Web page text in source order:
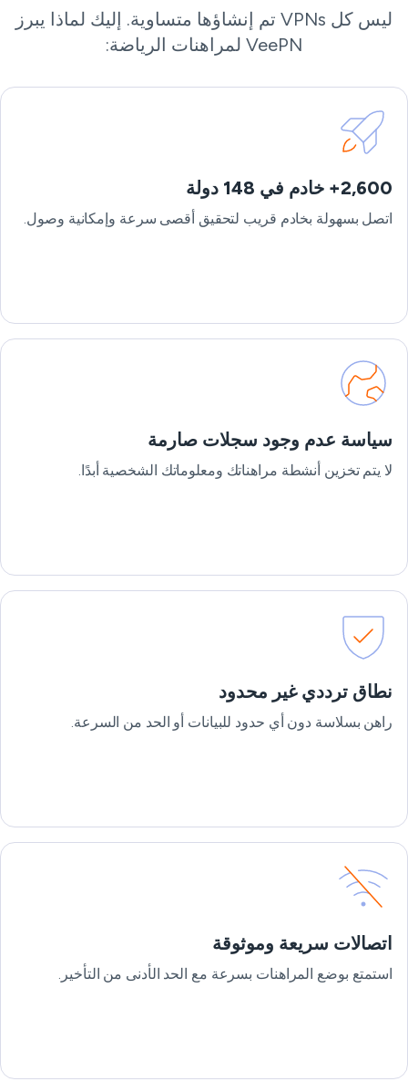
ليس كل VPNs تم إنشاؤها متساوية. إليك لماذا يبرز
VeePN لمراهنات الرياضة:
2,600+ خادم في 148 دولة
اتصل بسهولة بخادم قريب لتحقيق أقصى سرعة وإمكانية وصول.
سياسة عدم وجود سجلات صارمة
لا يتم تخزين أنشطة مراهناتك ومعلوماتك الشخصية أبدًا.
نطاق ترددي غير محدود
راهن بسلاسة دون أي حدود للبيانات أو الحد من السرعة.
اتصالات سريعة وموثوقة
استمتع بوضع المراهنات بسرعة مع الحد الأدنى من التأخير.